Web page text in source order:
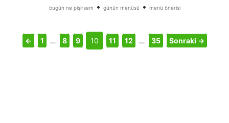
bugün ne pişirsem • günün menüsü • menü önerisi
← 1 … 8 9 10 11 12 … 35 Sonraki →